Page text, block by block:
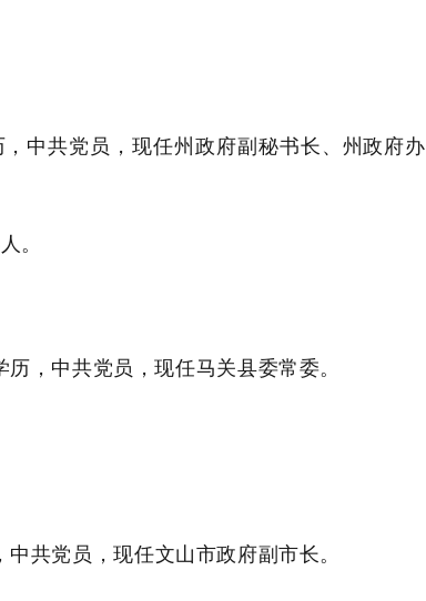
中共党员，现任州政府副秘书长、州政府办
。
，中共党员，现任马关县委常委。
中共党员 ，现任文山市政府副市长。